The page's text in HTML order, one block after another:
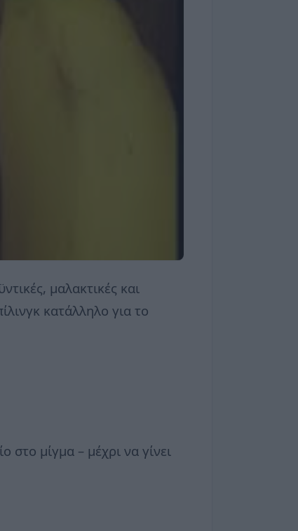
μαλακτικές και
κατάλληλο για το
στο μίγμα – μέχρι να γίνει